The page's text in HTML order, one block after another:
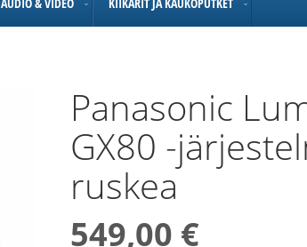
Panasonic
GX80 -
ruskea
549,00 €